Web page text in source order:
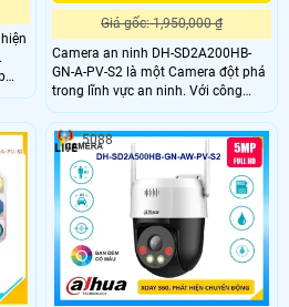
Giá gốc: 1,950,000 ₫
Camera an ninh DH-SD2A200HB-
GN-A-PV-S2 là một Camera đột phá
trong lĩnh vực an ninh. Với công
nghệ chip xử lý hình ảnh Sony
STARVIS CMOS, camera này mang
đến cho người dùng chất lượng hình
ảnh sắc nét và chân thực. Đặc biệt,
khả năng xem ban đêm Full Color
trong khoảng cách 30m là điểm
nhấn đáng chú ý của Camera này
5088